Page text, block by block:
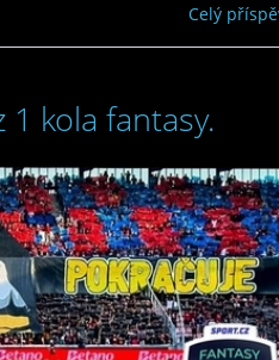
Celý
1 kola fantasy.